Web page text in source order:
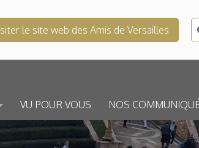
le site web des Amis de Versailles
VU POUR VOUS NOS